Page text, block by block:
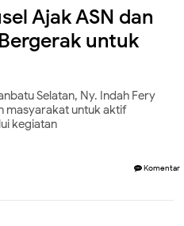
Ajak ASN dan
untuk
Selatan, Ny. Indah Fery
masyarakat untuk aktif
kegiatan
Komentar